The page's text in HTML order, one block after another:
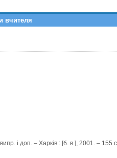
вчителя
і доп. – Харків : [б. в.], 2001. – 155